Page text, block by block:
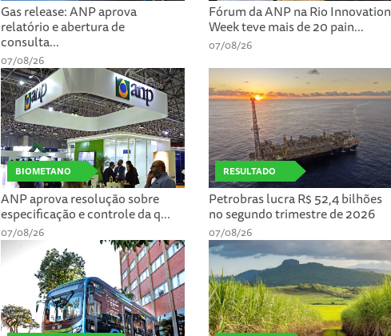
Gas release: ANP aprova
relatório e abertura de
consulta...
07/08/26
Fórum da ANP na Rio Innovation
Week teve mais de 20 pain...
07/08/26
BIOMETANO
ANP aprova resolução sobre
especificação e controle da q...
07/08/26
RESULTADO
Petrobras lucra R$ 52,4 bilhões
no segundo trimestre de 2026
07/08/26